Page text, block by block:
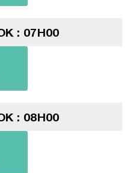
: 07H00
: 08H00